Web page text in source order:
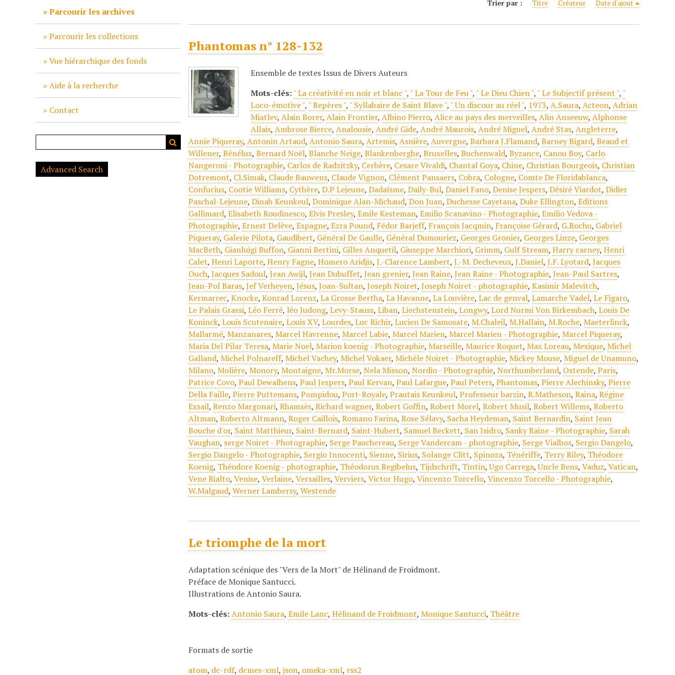
Parcourir les archives
Parcourir les collections
Vue hiérarchique des fonds
Aide à la recherche
Contact
Advanced Search
Trier par : Titre Créateur Date d'ajout
Phantomas n° 128-132
Ensemble de textes Issus de Divers Auteurs
Mots-clés:" La créativité en noir et blanc ", " La Tour de Feu ", " Le Dieu Chien ", " Le Subjectif présent ", "
Loco-émotive ", " Repères ", " Syllabaire de Saint Blave ", " Un discour au réel ", 1973,A.Saura,Acteon,Adrian
Miatlev,Alain Borer,Alain Frontier,Albino Pierro,Alice au pays des merveilles,Alin Anseeuw,Alphonse
Allais,Ambrose Bierce,Analousie,André Gide,André Maurois,André Miguel,André Stas,Angleterre,
Annie Piqueray,Antonin Artaud,Antonio Saura,Artemis,Asnière,Auvergne,Barbara J.Flamand,Barney Bigard,Beaud et
Willener,Bénélux,Bernard Noël,Blanche Neige,Blankenberghe,Bruxelles,Buchenwald,Byzance, Canou Boy, Carlo
Nangeroni - Photographie, Carlos de Radzitzky, Cerbère, Cesare Vivaldi, Chantal Goya, Chine, Christian Bourgeois, Christian
Dotremont, Cl.Simak, Claude Bauwens, Claude Vignon, Clément Pansaers, Cobra, Cologne, Comte De Floridablanca,
Confucius, Cootie Williams, Cythère,D.P Lejeune,Dadaïsme,Daily-Bul,Daniel Fano,Denise Jespers,Désiré Viardot,Didier
Paschal-Lejeune,Dinah Keunkeul,Dominique Alan-Michaud,Don Juan,Duchesse Cayetana,Duke Ellington,Editions
Gallimard,Elisabeth Roudinesco,Elvis Presley,Emile Kesteman,Emilio Scanavino - Photographie,Emilio Vedova -
Photographie,Ernest Delève,Espagne,Ezra Pound, Fédor Barjeff, François Jacqmin, Françoise Gérard, G.Rochu, Gabriel
Piqueray, Galerie Pilota, Gaudibert, Général De Gaulle, Général Dumouriez, Georges Gronier, Georges Linze, Georges
MacBeth, Gianluigi Buffon, Gianni Bertini, Gilles Anquetil, Giuseppe Marchiori, Grimm, Gulf Stream,Harry carney,Henri
Calet,Henri Laporte,Henry Fagne,Homero Aridjis,J.-Clarence Lambert,J.-M. Decheveux,J.Daniel,J.F. Lyotard,Jacques
Ouch,Jacques Sadoul,Jean Awijl,Jean Dubuffet,Jean grenier,Jean Raine,Jean Raine - Photographie,Jean-Paul Sartres,
Jean-Pol Baras,Jef Verheyen,Jésus,Joan-Sultan,Joseph Noiret,Joseph Noiret - photographie,Kasimir Malevitch,
Kermarrec,Knocke,Konrad Lorenz,La Grosse Bertha,La Havanne,La Louvière,Lac de genval,Lamarche Vadel,Le Figaro,
Le Palais Grassi,Léo Ferré,léo Judong,Levy-Stauss,Liban,Liechstenstein,Longwy,Lord Nurmi Von Birkembach,Louis De
Koninck,Louis Scutenaire,Louis XV,Lourdes,Luc Richir,Lucien De Samosate,M.Chaleil,M.Hallain,M.Roche,Maeterlinck,
Mallarmé,Manzanares,Marcel Havrenne,Marcel Labie,Marcel Marien,Marcel Marien - Photographie,Marcel Piqueray,
Maria Del Pilar Teresa,Marie Noel,Marion koenig - Photographie,Marseille,Maurice Roquet,Max Loreau,Mexique,Michel
Galland,Michel Polnareff,Michel Vachey,Michel Vokaer,Michèle Noiret - Photographie,Mickey Mouse,Miguel de Unamuno,
Milano,Molière,Monory,Montaigne,Mr.Morse,Nela Misson,Nordio - Photographie,Northumberland, Ostende,Paris,
Patrice Covo,Paul Dewalhens,Paul Jespers,Paul Kervan,Paul Lafargue,Paul Peters,Phantomas,Pierre Alechinsky,Pierre
Della Faille,Pierre Puttemans,Pompidou,Port-Royale,Prautais Keunkeul,Professeur barzin,R.Matheson,Raina,Régine
Exsail,Renzo Margonari,Rhamsès,Richard wagner,Robert Goffin,Robert Morel,Robert Musil,Robert Willems,Roberto
Altman,Roberto Altmann,Roger Caillois,Romano Farina,Rose Sélavy, Sacha Heydeman, Saint Bernardin, Saint Jean
Bouche d'or, Saint Matthieur, Saint-Bernard, Saint-Hubert, Samuel Beckett, San Isidro, Sanky Raine - Photographie, Sarah
Vaughan, serge Noiret - Photographie, Serge Pauchereau, Serge Vandercam - photographie, Serge Vialbos, Sergio Dangelo,
Sergio Dangelo - Photographie, Sergio Innocenti, Sienne, Sirius, Solange Clitt, Spinoza, Ténériffe, Terry Riley, Théodore
Koenig, Théodore Koenig - photographie, Théodorus Regibelus, Tijdschrift, Tintin,Ugo Carrega,Uncle Bens,Vaduz,Vatican,
Vene Rialto,Venise,Verlaine,Versailles,Verviers,Victor Hugo,Vincenzo Torcello,Vincenzo Torcello - Photographie,
W.Malgaud,Werner Lambersy,Westende
Le triomphe de la mort
Adaptation scénique des "Vers de la Mort" de Hélinand de Froidmont.
Préface de Monique Santucci.
Illustrations de Antonio Saura.
Mots-clés:Antonio Saura,Emile Lanc,Hélinand de Froidmont,Monique Santucci, Théâtre
Formats de sortie
atom, dc-rdf, dcmes-xml,json, omeka-xml, rss2